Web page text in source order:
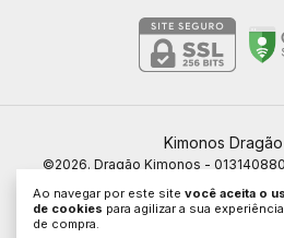
Ao navegar por este site você aceita o
de cookies para agilizar a sua experiência
de compra.
Kimonos
©2026. Dragão Kimonos -